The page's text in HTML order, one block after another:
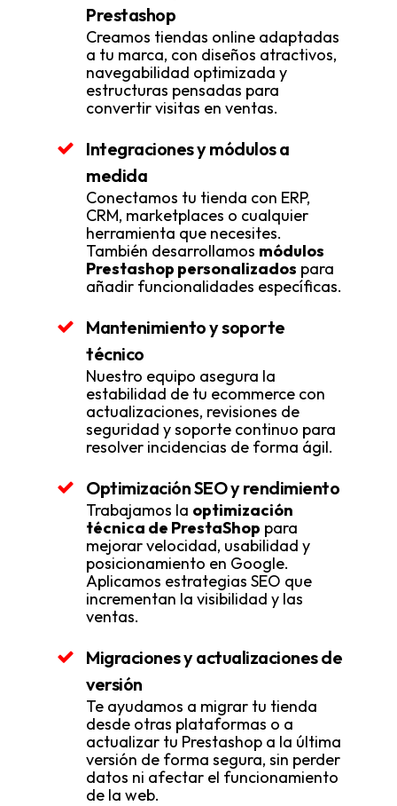
Prestashop
Creamos tiendas online adaptadas
a tu marca, con diseños atractivos,
navegabilidad optimizada y
estructuras pensadas para
convertir visitas en ventas.
Integraciones y módulos a
medida
Conectamos tu tienda con ERP,
CRM, marketplaces o cualquier
herramienta que necesites.
También desarrollamos módulos
Prestashop personalizados para
añadir funcionalidades específicas.
Mantenimiento y soporte
técnico
Nuestro equipo asegura la
estabilidad de tu ecommerce con
actualizaciones, revisiones de
seguridad y soporte continuo para
resolver incidencias de forma ágil.
Optimización SEO y rendimiento
Trabajamos la optimización
técnica de PrestaShop para
mejorar velocidad, usabilidad y
posicionamiento en Google.
Aplicamos estrategias SEO que
incrementan la visibilidad y las
ventas.
Migraciones y actualizaciones de
versión
Te ayudamos a migrar tu tienda
desde otras plataformas o a
actualizar tu Prestashop a la última
versión de forma segura, sin perder
datos ni afectar el funcionamiento
de la web.